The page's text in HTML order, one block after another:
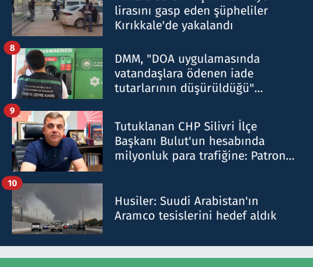
lirasını gasp eden şüpheliler
Kırıkkale'de yakalandı
DMM, "DOA uygulamasında
vatandaşlara ödenen iade
tutarlarının düşürüldüğü"
8
Tutuklanan CHP Silivri İlçe
Başkanı Bulut'un hesabında
milyonluk para trafiğine: Patron
9
Husiler: Suudi Arabistan'ın
Aramco tesislerini hedef aldık
10